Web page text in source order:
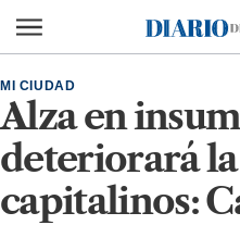
Diario de México
Alza en
deteriorará
capitalinos:
MI CIUDAD